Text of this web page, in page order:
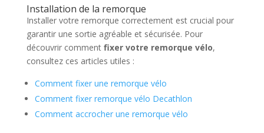
Installation de la remorque
Installer votre remorque correctement est crucial pour
garantir une sortie agréable et sécurisée. Pour
découvrir comment fixer votre remorque vélo,
consultez ces articles utiles :
Comment fixer une remorque vélo
Comment fixer remorque vélo Decathlon
Comment accrocher une remorque vélo